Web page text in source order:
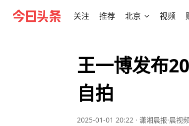
关注 推荐 北京 视频
王一博发布
自拍
2025-01-01 20:22 · 潇湘晨报·晨视